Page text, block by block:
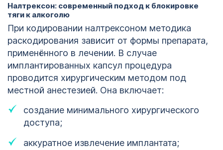
Налтрексон: современный подход к блокировке
тяги к алкоголю
При кодировании налтрексоном методика
раскодирования зависит от формы препарата,
применённого в лечении. В случае
имплантированных капсул процедура
проводится хирургическим методом под
местной анестезией. Она включает:
создание минимального хирургического
доступа;
аккуратное извлечение имплантата;